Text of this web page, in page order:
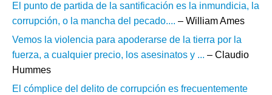
El punto de partida de la santificación es la inmundicia, la
corrupción, o la mancha del pecado.... – William Ames
Vemos la violencia para apoderarse de la tierra por la
fuerza, a cualquier precio, los asesinatos y ... – Claudio
Hummes
El cómplice del delito de corrupción es frecuentemente